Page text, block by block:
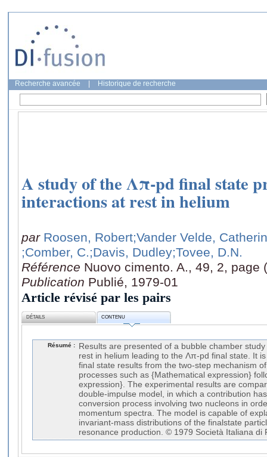
Recherche avancée Historique de recherche
A study of the Λπ-pd final state
interactions at rest in helium
par Roosen, Robert;Vander Velde,
;Comber, C.;Davis, Dudley;Tovee, D.N.
Référence Nuovo cimento. A., 49, 2, page
Publication Publié, 1979-01
Article révisé par les pairs
DÉTAILS CONTENU
Résumé :
Results are presented of a bubble chamber
rest in helium leading to the Λπ-pd final state. It
final state results from the two-step mechanism
processes such as {Mathematical expression}
expression}. The experimental results are
double-impulse model, in which a contribution
conversion process involving two nucleons in
momentum spectra. The model is capable of
invariant-mass distributions of the finalstate
resonance production. © 1979 Società Italiana di